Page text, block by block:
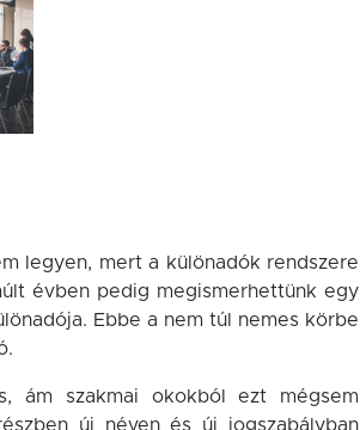
legyen, mert a különadók rendszere
évben pedig megismerhettünk egy
Ebbe a nem túl nemes körbe
ám szakmai okokból ezt mégsem
új néven és új jogszabályban